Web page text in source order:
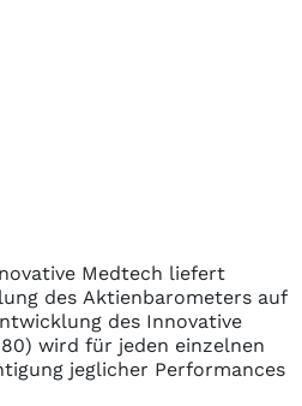
Medtech liefert
des Aktienbarometers auf
des Innovative
wird für jeden einzelnen
jeglicher Performances